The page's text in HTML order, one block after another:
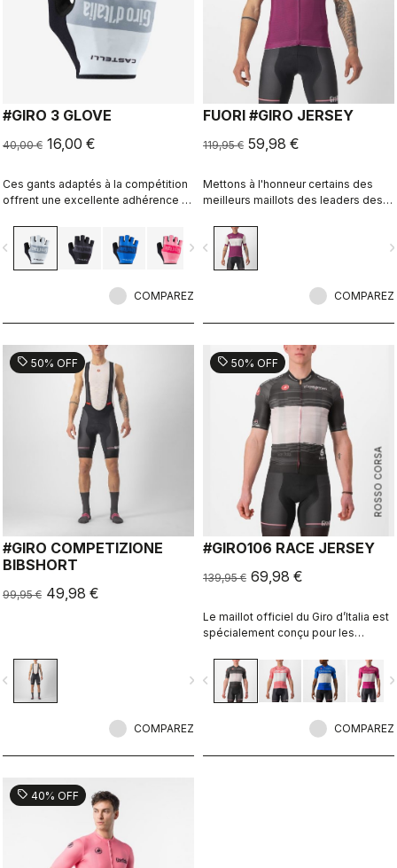
#GIRO 3 GLOVE
40,00 € 16,00 €
Ces gants adaptés à la compétition
offrent une excellente adhérence et
navigate_next
COMPAREZ
FUORI #GIRO JERSEY
119,95 € 59,98 €
Mettons à l'honneur certains des
meilleurs maillots des leaders des
navigate_before
COMPAREZ
sell 50% OFF
#GIRO COMPETIZIONE
BIBSHORT
99,95 € 49,98 €
navigate_next
COMPAREZ
ROSSO CORSA
sell 50% OFF
#GIRO106 RACE JERSEY
139,95 € 69,98 €
Le maillot officiel du Giro d’Italia est
spécialement conçu pour les
à travers les plus belles régions du
monde.
navigate_before
COMPAREZ
sell 40% OFF